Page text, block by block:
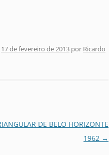
17 de fevereiro de 2013 por Ricardo
DE BELO HORIZONTE
1962 →